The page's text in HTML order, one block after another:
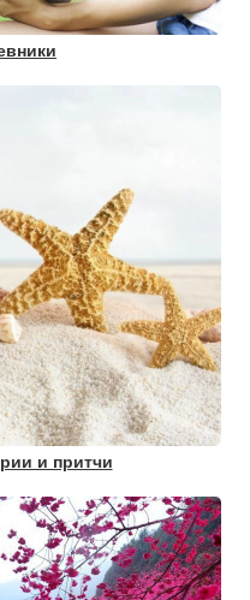
и притчи